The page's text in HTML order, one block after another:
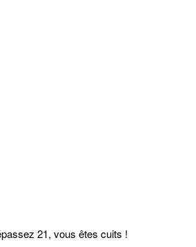
21, vous êtes cuits !